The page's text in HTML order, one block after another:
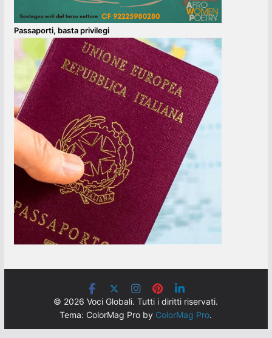
Passaporti, basta privilegi
© 2026 Voci Globali. Tutti i diritti riservati.
Tema: ColorMag Pro by ColorMag Pro.